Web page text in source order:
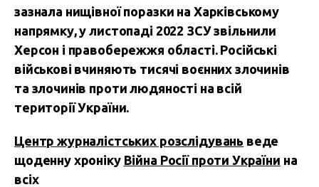
зазнала нищівної поразки на Харківському
напрямку, у листопаді 2022 ЗСУ звільнили
Херсон і правобережжя області. Російські
військові вчиняють тисячі воєнних злочинів
та злочинів проти людяності на всій
території України.
Центр журналістських розслідувань веде
щоденну хроніку Війна Росії проти України на
всіх